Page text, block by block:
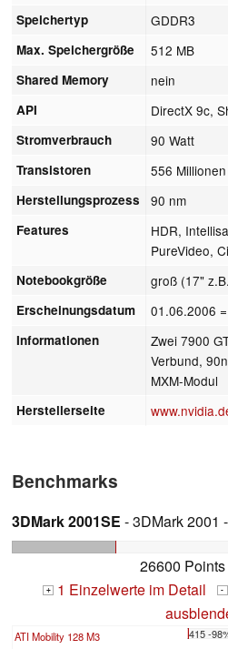
Speichertyp GDDR3
Max. Speichergröße 512 MB
Shared Memory nein
API DirectX 9c,
Stromverbrauch 90 Watt
Transistoren 556 Millionen
Herstellungsprozess 90 nm
Features
HDR,
PureVideo,
Notebookgröße groß (17"
Erscheinungsdatum 01.06.2006
Informationen
Zwei 7900
Verbund,
MXM-Modul
Herstellerseite
Benchmarks
3DMark 2001SE - 3DMark 2001
26600 Points
+ 1 Einzelwerte im Detail -
ATI Mobility 128 M3 415 -